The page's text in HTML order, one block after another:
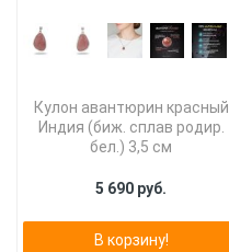
Кулон авантюрин красный
Индия (биж. сплав родир.
бел.) 3,5 см
5 690 руб.
В корзину!